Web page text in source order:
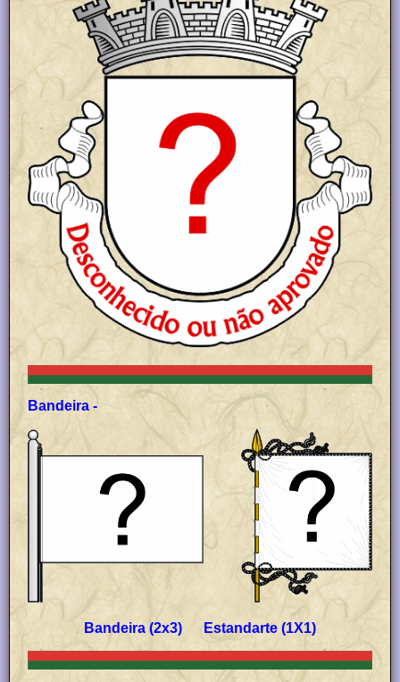
Bandeira -
Bandeira (2x3) Estandarte (1X1)